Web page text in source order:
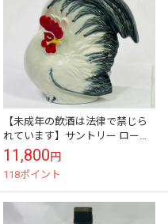
【未成年の飲酒は法律で禁じら
れています】サントリー ローヤ
ル 干支 酉歳陶器ボトル43度
600ml 1251ｇ
11,800円
118ポイント